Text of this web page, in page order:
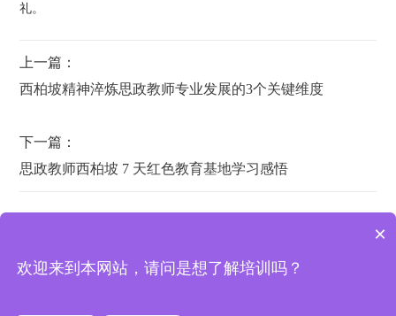
礼。
上一篇：
西柏坡精神淬炼思政教师专业发展的3个关键维度
下一篇：
思政教师西柏坡 7 天红色教育基地学习感悟
西柏坡培训基地 | 地址：西柏坡纪念馆宾馆办公室
×
欢迎来到本网站，请问是想了解培训吗？